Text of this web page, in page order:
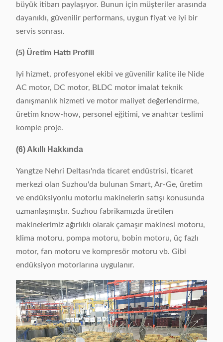
büyük itibarı paylaşıyor. Bunun için müşteriler arasında
dayanıklı, güvenilir performans, uygun fiyat ve iyi bir
servis sonrası.
(5) Üretim Hattı Profili
Iyi hizmet, profesyonel ekibi ve güvenilir kalite ile Nide
AC motor, DC motor, BLDC motor imalat teknik
danışmanlık hizmeti ve motor maliyet değerlendirme,
üretim know-how, personel eğitimi, ve anahtar teslimi
komple proje.
(6) Akıllı Hakkında
Yangtze Nehri Deltası'nda ticaret endüstrisi, ticaret
merkezi olan Suzhou'da bulunan Smart, Ar-Ge, üretim
ve endüksiyonlu motorlu makinelerin satışı konusunda
uzmanlaşmıştır. Suzhou fabrikamızda üretilen
makinelerimiz ağırlıklı olarak çamaşır makinesi motoru,
klima motoru, pompa motoru, bobin motoru, üç fazlı
motor, fan motoru ve kompresör motoru vb. Gibi
endüksiyon motorlarına uygulanır.